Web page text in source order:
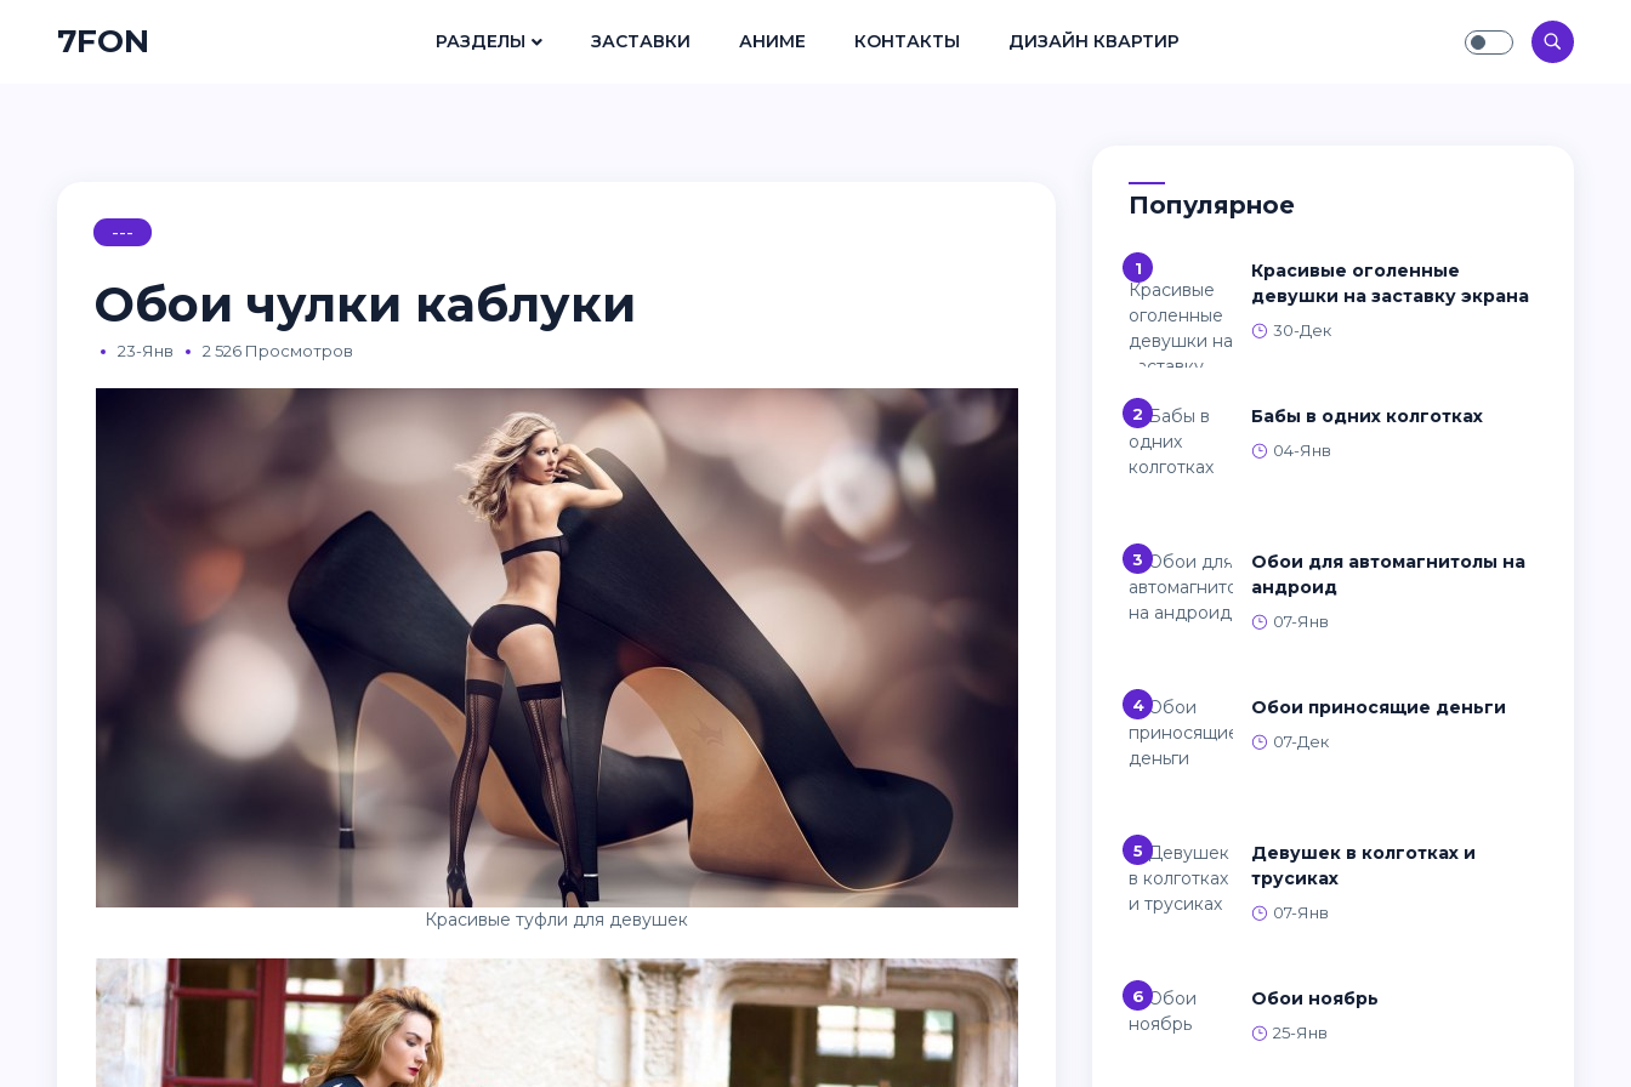
7FON РАЗДЕЛЫ ЗАСТАВКИ АНИМЕ КОНТАКТЫ ДИЗАЙН КВАРТИР
---
Обои чулки каблуки
23-Янв 2 526 Просмотров
Красивые туфли для девушек
Популярное
1
Красивые оголенные
девушки на заставку экрана
30-Дек
2 Бабы в одних колготках
04-Янв
3
Обои для автомагнитолы на
андроид
07-Янв
4 Обои приносящие деньги
07-Дек
5
Девушек в колготках и
трусиках
07-Янв
6 Обои ноябрь
25-Янв